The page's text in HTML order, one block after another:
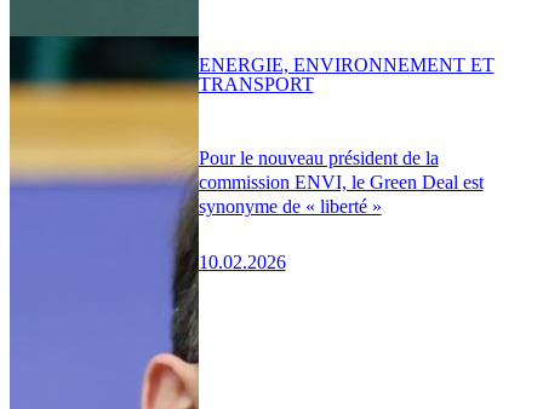
Pour le nouveau président de la
commission ENVI, le Green Deal est
synonyme de « liberté »
10.02.2026
ENERGIE, ENVIRONNEMENT ET
TRANSPORT